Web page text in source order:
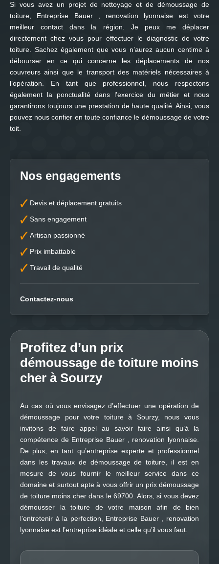
Si vous avez un projet de nettoyage et de démoussage de
toiture, Entreprise Bauer , renovation lyonnaise est votre
meilleur contact dans la région. Je peux me déplacer
directement chez vous pour effectuer le diagnostic de votre
toiture. Sachez également que vous n’aurez aucun centime à
débourser en ce qui concerne les déplacements de nos
couvreurs ainsi que le transport des matériels nécessaires à
l’opération. En tant que professionnel, nous respectons
également la ponctualité dans l’exercice du métier et nous
garantirons toujours une prestation de haute qualité. Ainsi, vous
pouvez nous confier en toute confiance le démoussage de votre
toit.
Nos engagements
Devis et déplacement gratuits
Sans engagement
Artisan passionné
Prix imbattable
Travail de qualité
Contactez-nous
Profitez d’un prix
démoussage de toiture moins
cher à Sourzy
Au cas où vous envisagez d’effectuer une opération de
démoussage pour votre toiture à Sourzy, nous vous
invitons de faire appel au savoir faire ainsi qu’à la
compétence de Entreprise Bauer , renovation lyonnaise.
De plus, en tant qu’entreprise experte et professionnel
dans les travaux de démoussage de toiture, il est en
mesure de vous fournir le meilleur service dans ce
domaine et surtout apte à vous offrir un prix démoussage
de toiture moins cher dans le 69700. Alors, si vous devez
démousser la toiture de votre maison afin de bien
l’entretenir à la perfection, Entreprise Bauer , renovation
lyonnaise est l’entreprise idéale et celle qu’il vous faut.